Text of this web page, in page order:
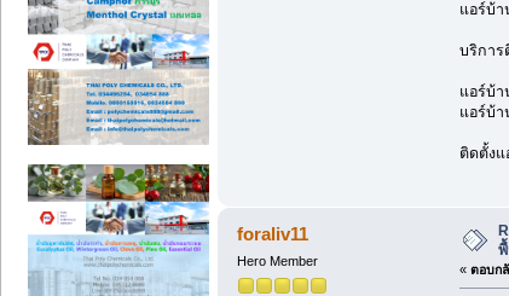
แอร์บ้า
บริการ
แอร์บ้า
แอร์บ้า
ติดตั้ง
foraliv11
Hero Member
« ตอบก